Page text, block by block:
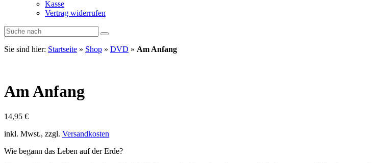
Kasse
Vertrag widerrufen
Sie sind hier: Startseite » Shop » DVD » Am Anfang
Am Anfang
14,95 €
inkl. Mwst., zzgl. Versandkosten
Wie begann das Leben auf der Erde?